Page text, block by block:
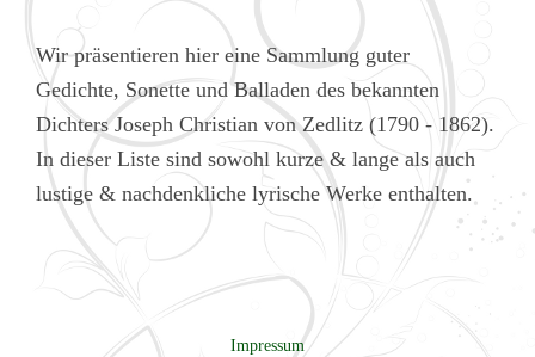
Wir präsentieren hier eine Sammlung guter
Gedichte, Sonette und Balladen des bekannten
Dichters Joseph Christian von Zedlitz (1790 - 1862).
In dieser Liste sind sowohl kurze & lange als auch
lustige & nachdenkliche lyrische Werke enthalten.
Impressum